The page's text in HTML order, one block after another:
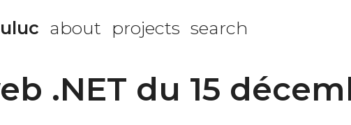
about projects search
.NET du 15